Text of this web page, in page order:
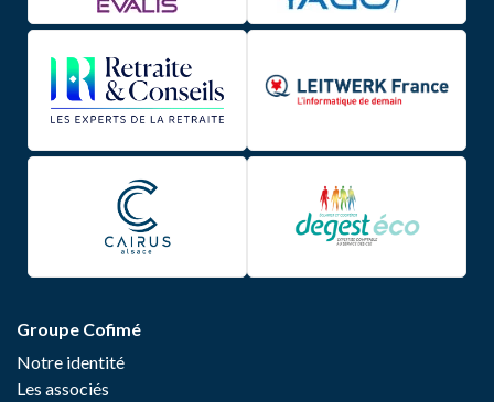
Groupe Cofimé
Notre identité
Les associés